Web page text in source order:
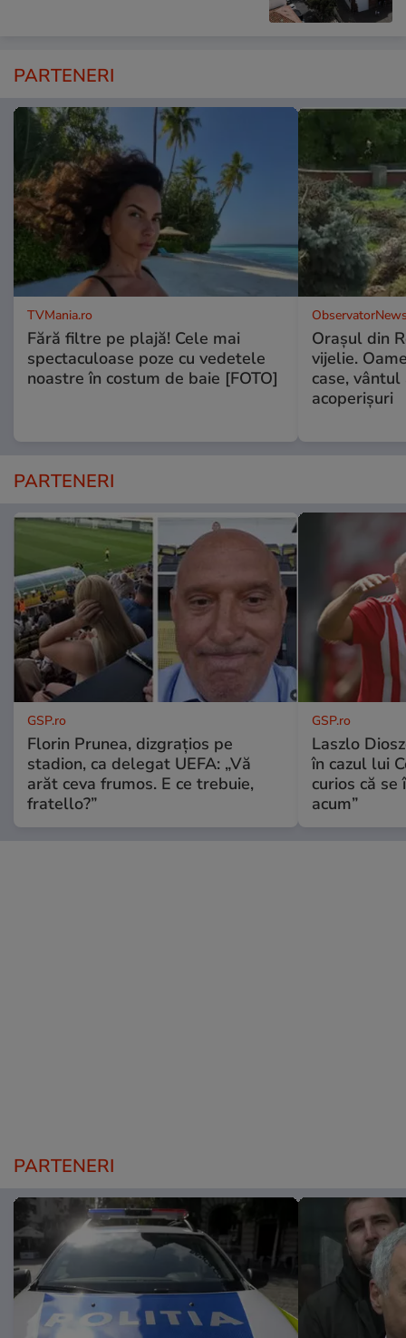
PARTENERI
TVMania.ro
Fără filtre pe plajă! Cele mai
spectaculoase poze cu vedetele
noastre în costum de baie [FOTO]
Oraşul din
vijelie.
case,
acoperişuri
PARTENERI
GSP.ro
Florin Prunea, dizgrațios pe
stadion, ca delegat UEFA: „Vă
arăt ceva frumos. E ce trebuie,
fratello?”
GSP.ro
Laszlo
în cazul lui
curios că
acum”
PARTENERI